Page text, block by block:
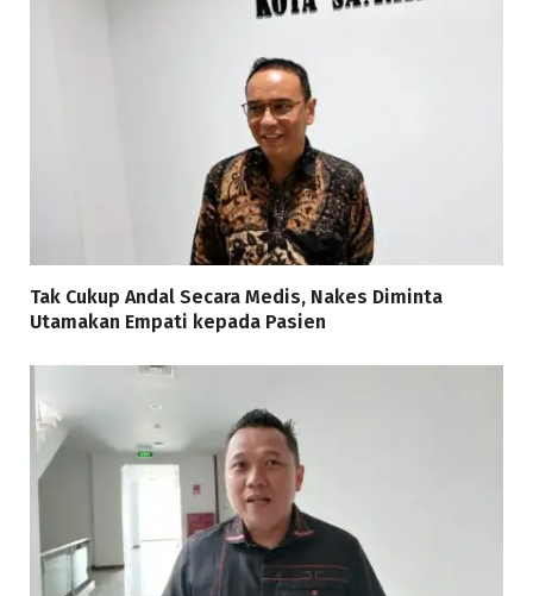
Tak Cukup Andal Secara Medis, Nakes Diminta
Utamakan Empati kepada Pasien